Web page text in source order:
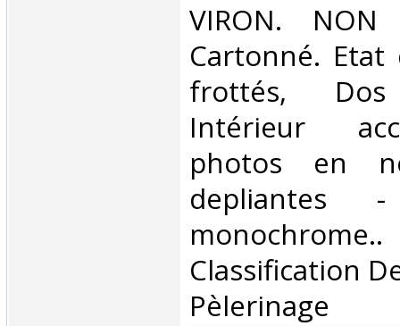
‎VIRON. NON
Cartonné. Etat
frottés, Dos
Intérieur
photos en
depliantes -
Classification
Pèlerinage‎